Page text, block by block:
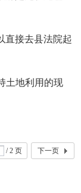
接去县法院起
地利用的现
/ 2 页 下一页